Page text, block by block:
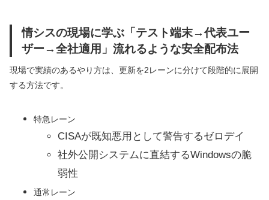
情シスの現場に学ぶ「テスト端末→代表ユー
ザー→全社適用」流れるような安全配布法
現場で実績のあるやり方は、更新を2レーンに分けて段階的に展開
する方法です。
特急レーン
CISAが既知悪用として警告するゼロデイ
社外公開システムに直結するWindowsの脆
弱性
通常レーン